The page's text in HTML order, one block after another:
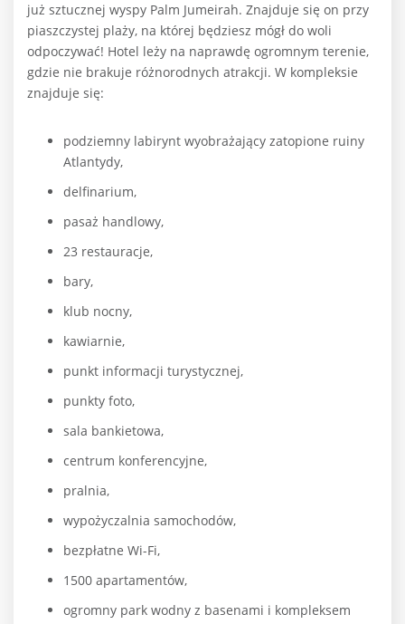
już sztucznej wyspy Palm Jumeirah. Znajduje się on przy
piaszczystej plaży, na której będziesz mógł do woli
odpoczywać! Hotel leży na naprawdę ogromnym terenie,
gdzie nie brakuje różnorodnych atrakcji. W kompleksie
znajduje się:
podziemny labirynt wyobrażający zatopione ruiny
Atlantydy,
delfinarium,
pasaż handlowy,
23 restauracje,
bary,
klub nocny,
kawiarnie,
punkt informacji turystycznej,
punkty foto,
sala bankietowa,
centrum konferencyjne,
pralnia,
wypożyczalnia samochodów,
bezpłatne Wi-Fi,
1500 apartamentów,
ogromny park wodny z basenami i kompleksem